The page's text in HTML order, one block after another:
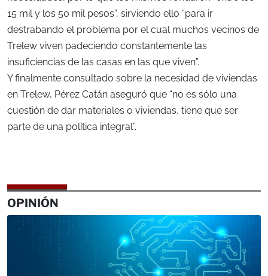
15 mil y los 50 mil pesos”, sirviendo ello “para ir
destrabando el problema por el cual muchos vecinos de
Trelew viven padeciendo constantemente las
insuficiencias de las casas en las que viven”.
Y finalmente consultado sobre la necesidad de viviendas
en Trelew, Pérez Catán aseguró que “no es sólo una
cuestión de dar materiales o viviendas, tiene que ser
parte de una política integral”.
OPINIÓN